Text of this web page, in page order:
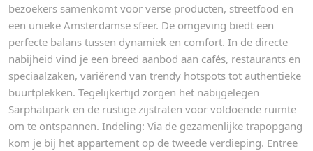
bezoekers samenkomt voor verse producten, streetfood en
een unieke Amsterdamse sfeer. De omgeving biedt een
perfecte balans tussen dynamiek en comfort. In de directe
nabijheid vind je een breed aanbod aan cafés, restaurants en
speciaalzaken, variërend van trendy hotspots tot authentieke
buurtplekken. Tegelijkertijd zorgen het nabijgelegen
Sarphatipark en de rustige zijstraten voor voldoende ruimte
om te ontspannen. Indeling: Via de gezamenlijke trapopgang
kom je bij het appartement op de tweede verdieping. Entree